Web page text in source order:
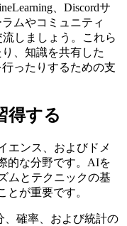
、Discordサ
ムやコミュニティ
しましょう。これら
、知識を共有した
ったりするための支
得する
エンス、およびドメ
的な分野です。AIを
ムとテクニックの基
が重要です。
、確率、および統計の